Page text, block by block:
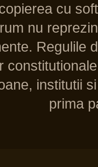
cu
nu
Regulile
institutii
prima